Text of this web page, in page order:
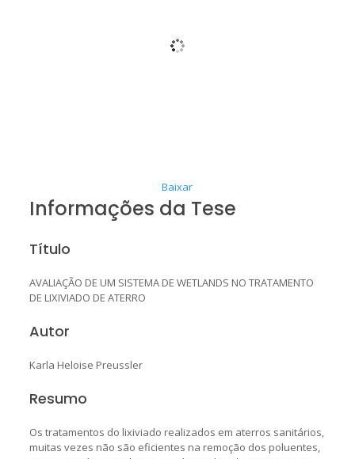
Baixar
Informações da Tese
Título
AVALIAÇÃO DE UM SISTEMA DE WETLANDS NO TRATAMENTO
DE LIXIVIADO DE ATERRO
Autor
Karla Heloise Preussler
Resumo
Os tratamentos do lixiviado realizados em aterros sanitários,
muitas vezes não são eficientes na remoção dos poluentes,